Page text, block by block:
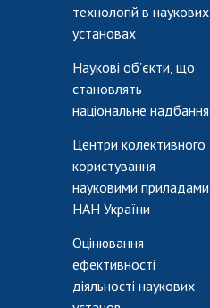
технологій в наукових
установах
Наукові об'єкти, що
становлять
національне надбання
Центри колективного
користування
науковими приладами
НАН України
Оцінювання
ефективності
діяльності наукових